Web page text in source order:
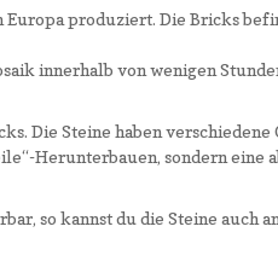
produziert. Die Bricks
innerhalb von wenigen
Die Steine haben
Herunterbauen, sondern eine
so kannst du die Steine auch